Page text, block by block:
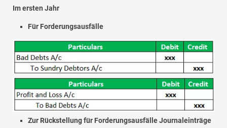
Im ersten Jahr
Für Forderungsausfälle
Zur Rückstellung für Forderungsausfälle Journaleinträge